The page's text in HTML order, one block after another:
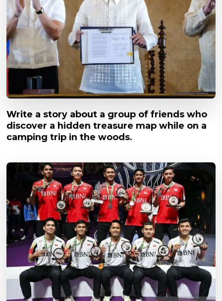
Write a story about a group of friends who
discover a hidden treasure map while on a
camping trip in the woods.